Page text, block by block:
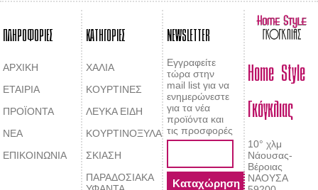
ΠΛΗΡΟΦΟΡΙΕΣ
ΑΡΧΙΚΗ
ΕΤΑΙΡΙΑ
ΠΡΟΪΟΝΤΑ
ΝΕΑ
ΕΠΙΚΟΙΝΩΝΙΑ
ΚΑΤΗΓΟΡΙΕΣ
ΧΑΛΙΑ
ΚΟΥΡΤΙΝΕΣ
ΛΕΥΚΑ ΕΙΔΗ
ΚΟΥΡΤΙΝΟΞΥΛΑ
ΣΚΙΑΣΗ
ΠΑΡΑΔΟΣΙΑΚΑ
NEWSLETTER
Εγγραφείτε
τώρα στην
mail list για να
ενημερώνεστε
για τα νέα
προϊόντα και
τις προσφορές
Home Style
Γκόγκλιας
10° χλμ
Νάουσας-
Βέροιας
ΝΑΟΥΣΑ